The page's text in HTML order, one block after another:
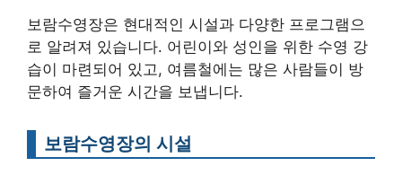
보람수영장은 현대적인 시설과 다양한 프로그램으
로 알려져 있습니다. 어린이와 성인을 위한 수영 강
습이 마련되어 있고, 여름철에는 많은 사람들이 방
문하여 즐거운 시간을 보냅니다.
보람수영장의 시설